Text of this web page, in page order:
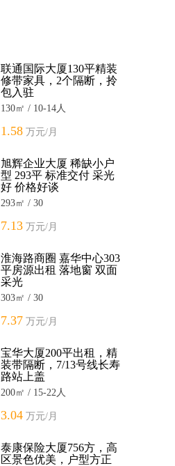
联通国际大厦130平精装
修带家具，2个隔断，拎
包入驻
130㎡ / 10-14人
1.58 万元/月
旭辉企业大厦 稀缺小户
型 293平 标准交付 采光
好 价格好谈
293㎡ / 30
7.13 万元/月
淮海路商圈 嘉华中心303
平房源出租 落地窗 双面
采光
303㎡ / 30
7.37 万元/月
宝华大厦200平出租，精
装带隔断，7/13号线长寿
路站上盖
200㎡ / 15-22人
3.04 万元/月
泰康保险大厦756方，高
区景色优美，户型方正